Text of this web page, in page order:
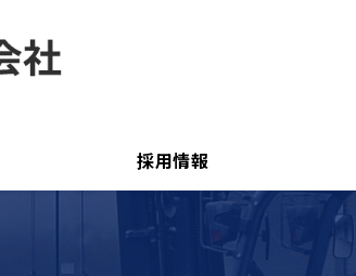
採用情報